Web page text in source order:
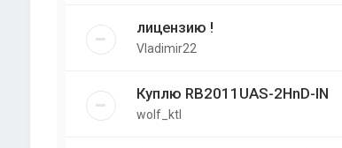
лицензию !
Vladimir22
Куплю RB2011UAS-2HnD-IN
wolf_ktl